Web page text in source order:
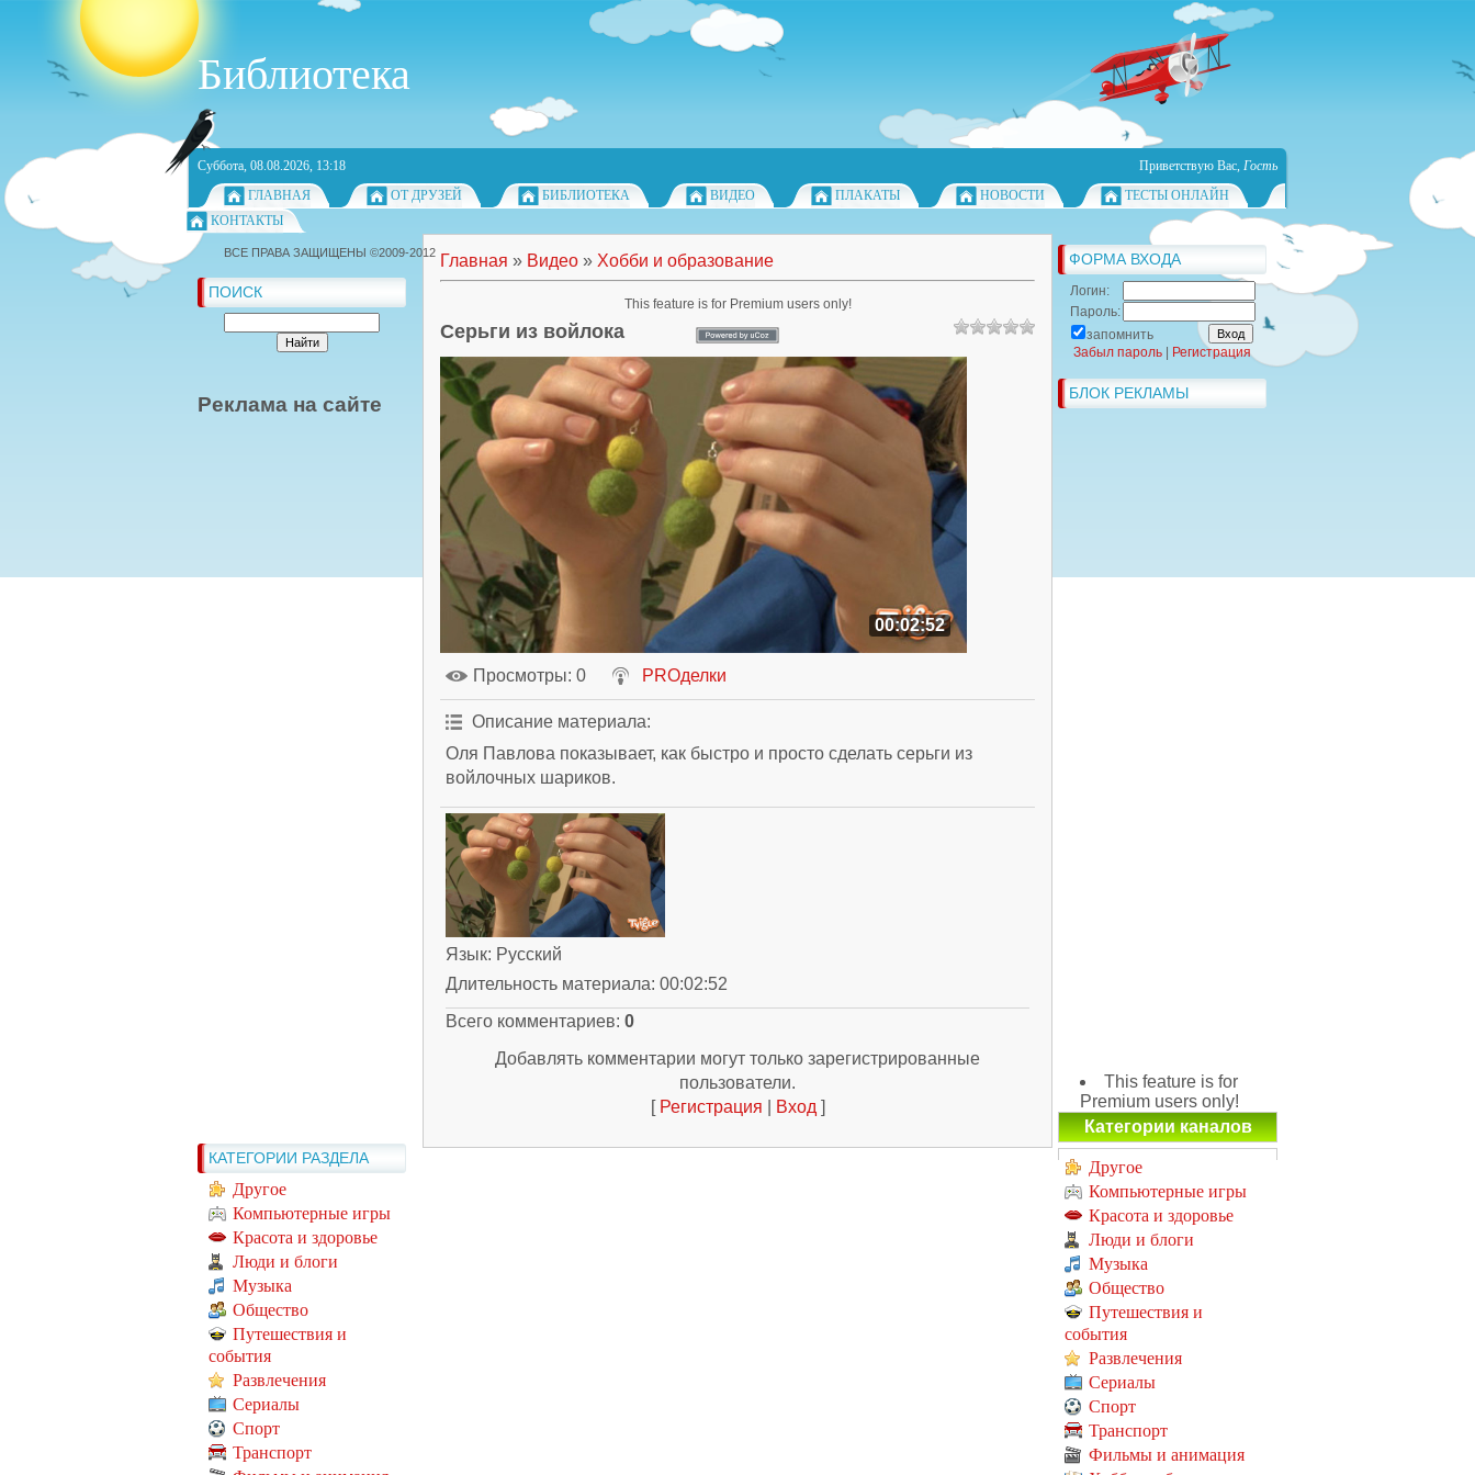
Библиотека
Суббота, 08.08.2026, 13:18 Приветствую Вас, Гость
ГЛАВНАЯ
ОТ ДРУЗЕЙ БИБЛИОТЕКА ВИДЕО ПЛАКАТЫ НОВОСТИ
ТЕСТЫ ОНЛАЙН
КОНТАКТЫ
ПОИСК
Реклама на сайте
КАТЕГОРИИ РАЗДЕЛА
Другое
Компьютерные игры
Красота и здоровье
Люди и блоги
Музыка
Общество
Путешествия и
события
Развлечения
Сериалы
Спорт
Транспорт
Главная » Видео » Хобби и образование
Серьги из войлока
00:02:52
Просмотры: 0 PROделки
Описание материала:
Оля Павлова показывает, как быстро и просто сделать серьги из
войлочных шариков.
Язык: Русский
Длительность материала: 00:02:52
Всего комментариев: 0
Добавлять комментарии могут только зарегистрированные
пользователи.
[ Регистрация Вход ]
ФОРМА ВХОДА
Логин:
Пароль:
запомнить
Забыл пароль
Регистрация
БЛОК РЕКЛАМЫ
This feature is for
Premium users only!
Категории каналов
Другое
Компьютерные игры
Красота и здоровье
Люди и блоги
Музыка
Общество
Путешествия и
события
Развлечения
Сериалы
Спорт
Транспорт
Фильмы и анимация
ВСЕ ПРАВА ЗАЩИЩЕНЫ ©2009-2012
This feature is for Premium users only!